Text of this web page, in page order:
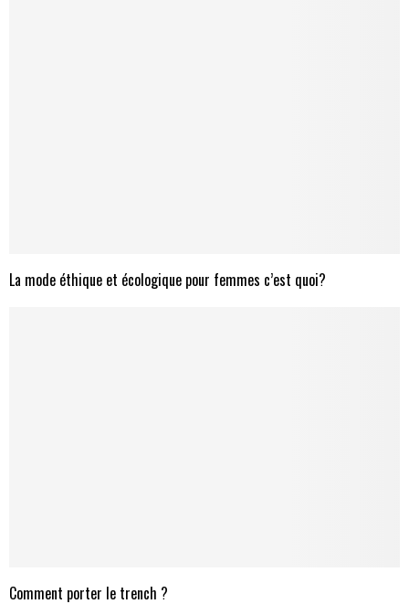
La mode éthique et écologique pour femmes c’est quoi?
Comment porter le trench ?